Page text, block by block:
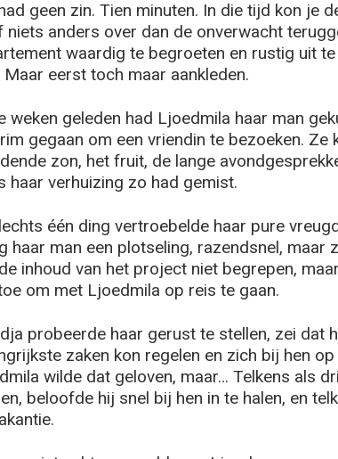
geen zin. Tien minuten. In die tijd kon je
niets anders over dan de onverwacht
waardig te begroeten en rustig uit
Maar eerst toch maar aankleden.
weken geleden had Ljoedmila haar man
gegaan om een vriendin te bezoeken. Ze
zon, het fruit, de lange
haar verhuizing zo had gemist.
één ding vertroebelde haar pure
haar man een plotseling, razendsnel, maar
inhoud van het project niet begrepen,
om met Ljoedmila op reis te gaan.
probeerde haar gerust te stellen, zei dat
zaken kon regelen en zich bij hen
wilde dat geloven, maar… Telkens als
beloofde hij snel bij hen in te halen, en